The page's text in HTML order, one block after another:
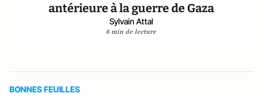
antérieure à la guerre de Gaza
Sylvain Attal
6 min de lecture
BONNES FEUILLES